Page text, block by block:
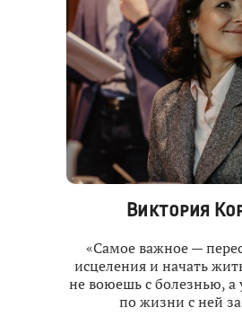
Виктория
«Самое важное —
исцеления и начать
не воюешь с болезнью, а
по жизни с ней за